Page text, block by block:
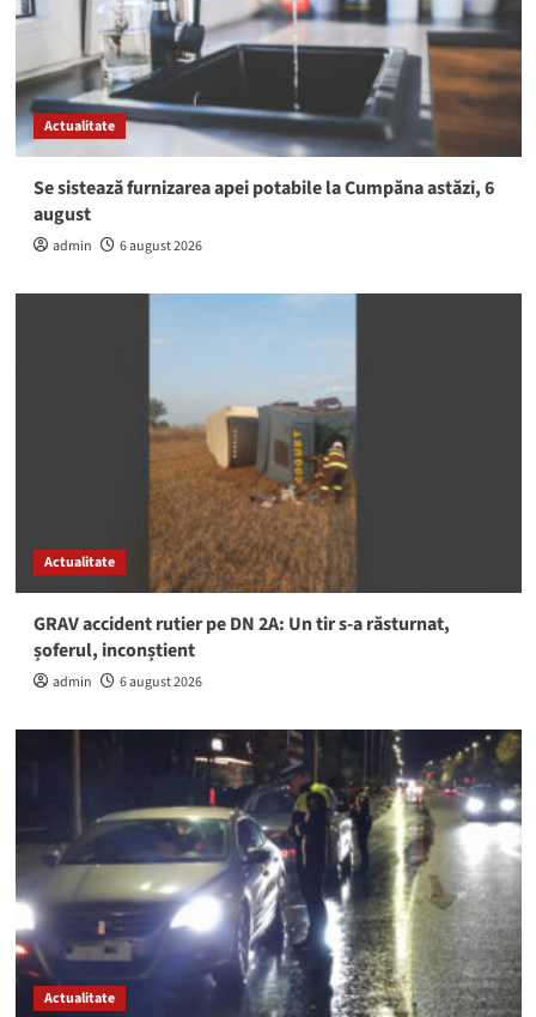
Actualitate
Se sistează furnizarea apei potabile la Cumpăna astăzi, 6
august
admin 6 august 2026
Actualitate
GRAV accident rutier pe DN 2A: Un tir s-a răsturnat,
șoferul, inconștient
admin 6 august 2026
Actualitate